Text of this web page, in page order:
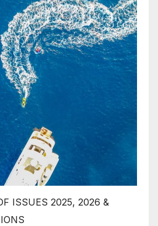
ISSUES 2025, 2026 &